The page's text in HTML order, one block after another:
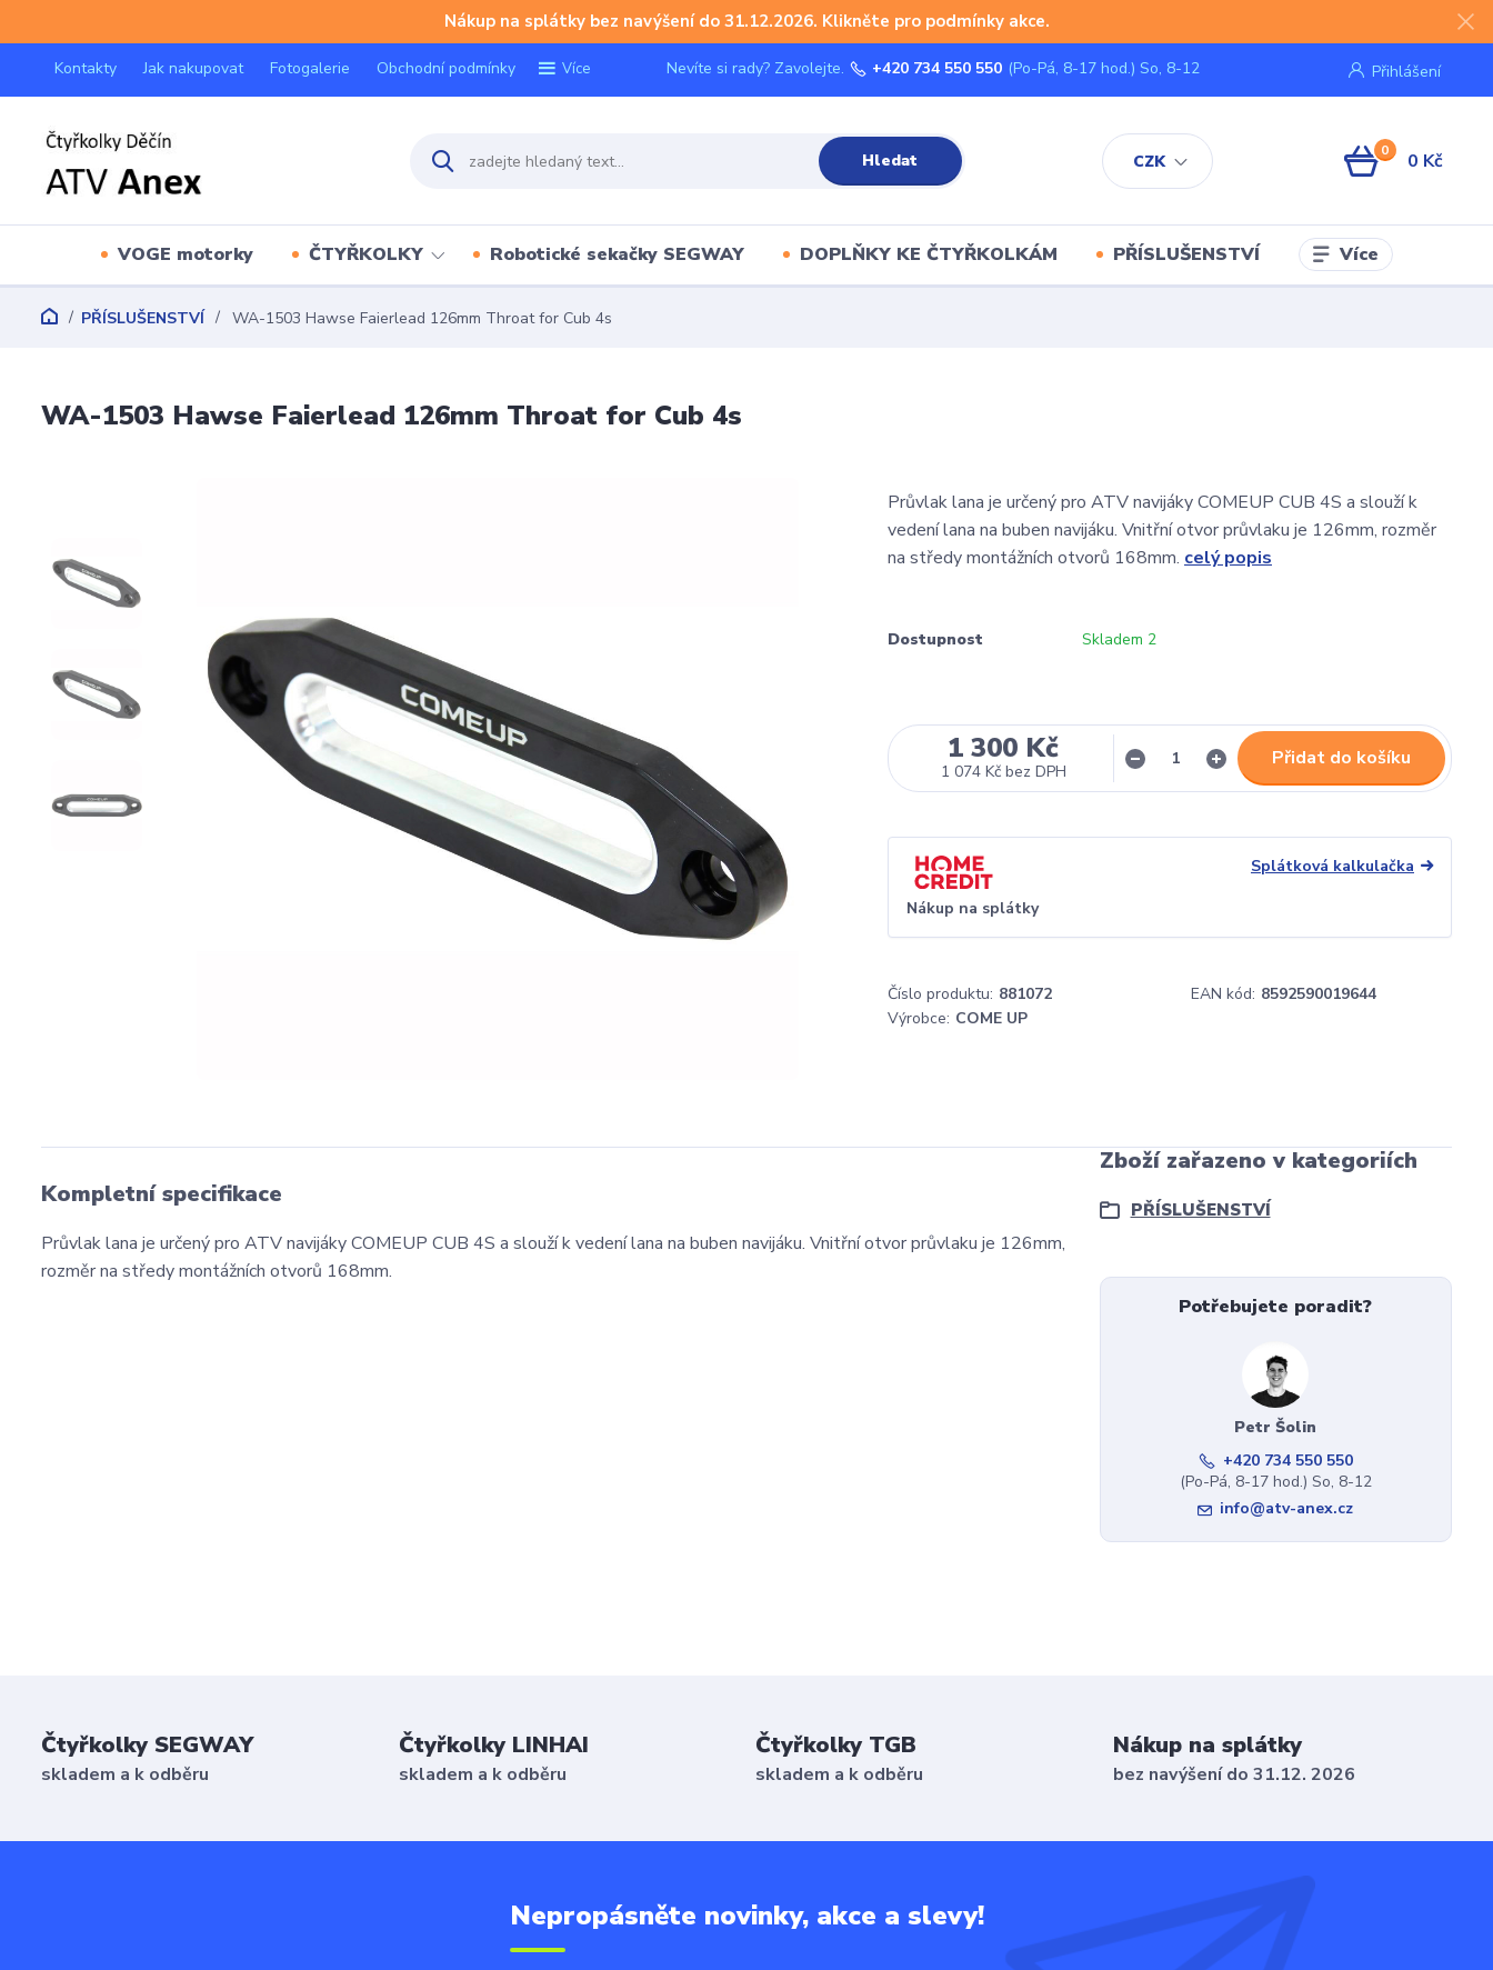
Nákup na splátky bez navýšení do 31.12.2026. Klikněte pro podmínky akce.
Kontakty Jak nakupovat Fotogalerie Obchodní podmínky Více
CZK
Přihlášení
Hledat
Nevíte si rady? Zavolejte. +420 734 550 550 (Po-Pá, 8-17 hod.) So, 8-12
0 0 Kč
VOGE motorky ČTYŘKOLKY Robotické sekačky SEGWAY DOPLŇKY KE ČTYŘKOLKÁM PŘÍSLUŠENSTVÍ Více
PŘÍSLUŠENSTVÍ WA-1503 Hawse Faierlead 126mm Throat for Cub 4s
WA-1503 Hawse Faierlead 126mm Throat for Cub 4s
Průvlak lana je určený pro ATV navijáky COMEUP CUB 4S a slouží k
vedení lana na buben navijáku. Vnitřní otvor průvlaku je 126mm, rozměr
na středy montážních otvorů 168mm. celý popis
Dostupnost Skladem 2
1 300 Kč
1 074 Kč bez DPH
Přidat do košíku
Splátková kalkulačka
Nákup na splátky
Číslo produktu: 881072 EAN kód: 8592590019644
Výrobce: COME UP
Kompletní specifikace
Průvlak lana je určený pro ATV navijáky COMEUP CUB 4S a slouží k vedení lana na buben navijáku. Vnitřní otvor průvlaku je 126mm,
rozměr na středy montážních otvorů 168mm.
Zboží zařazeno v kategoriích
PŘÍSLUŠENSTVÍ
Potřebujete poradit?
Petr Šolin
+420 734 550 550
(Po-Pá, 8-17 hod.) So, 8-12
info@atv-anex.cz
Čtyřkolky SEGWAY
skladem a k odběru
Čtyřkolky LINHAI
skladem a k odběru
Čtyřkolky TGB
skladem a k odběru
Nákup na splátky
bez navýšení do 31.12. 2026
Nepropásněte novinky, akce a slevy!